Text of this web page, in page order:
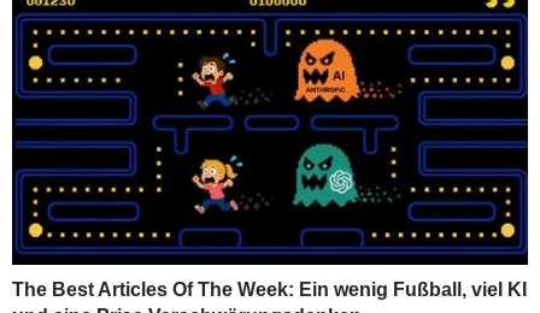
The Best Articles Of The Week: Ein wenig Fußball, viel KI